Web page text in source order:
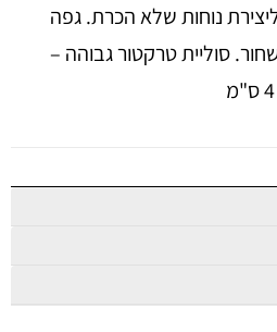
נוחות שלא הכרת. גפה
סוליית טרקטור גבוהה –